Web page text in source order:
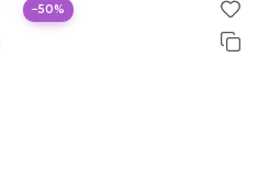
−50%